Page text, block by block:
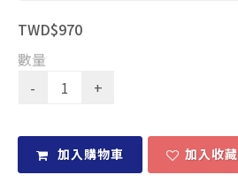
TWD$970
數量
加入購物車 加入收藏